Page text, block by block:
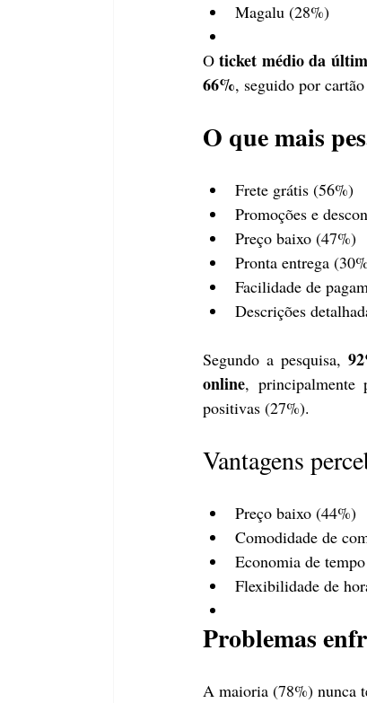
Magalu (28%)
O ticket médio da
66%, seguido por
O que mais
Frete grátis (56%)
Promoções e
Preço baixo (47%)
Pronta entrega
Facilidade de
Descrições
Segundo a pesquisa,
online, principalmente
positivas (27%).
Vantagens
Preço baixo (44%)
Comodidade de
Economia de
Flexibilidade de
Problemas
A maioria (78%) nunca